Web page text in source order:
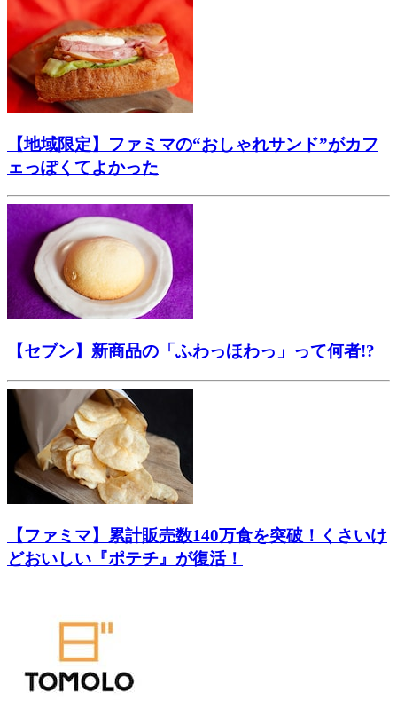
【地域限定】ファミマの“おしゃれサンド”がカフ
ェっぽくてよかった
【セブン】新商品の「ふわっほわっ」って何者!?
【ファミマ】累計販売数140万食を突破！くさいけ
どおいしい『ポテチ』が復活！